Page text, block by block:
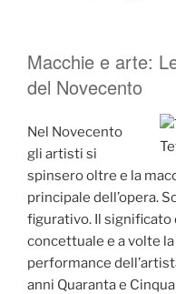
Macchie e arte:
del Novecento
Nel Novecento
gli artisti si
spinsero oltre e la
principale dell’opera.
figurativo. Il significato
concettuale e a volte
performance
anni Quaranta e